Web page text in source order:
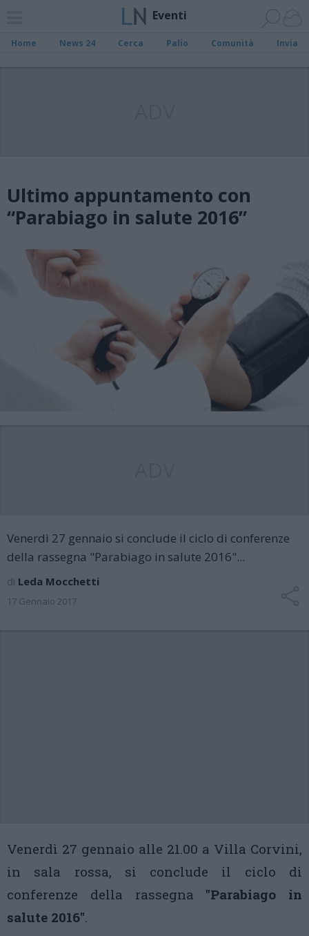
Eventi
Home News 24 Cerca Palio Comunità Invia
Ultimo appuntamento con
“Parabiago in salute 2016”
Venerdì 27 gennaio si conclude il ciclo di conferenze
della rassegna "Parabiago in salute 2016"...
di Leda Mocchetti
17 Gennaio 2017
Venerdì 27 gennaio alle 21.00 a Villa Corvini,
in sala rossa, si conclude il ciclo di
conferenze della rassegna "Parabiago in
salute 2016".